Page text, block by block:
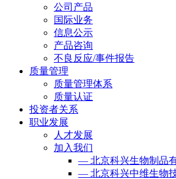
公司产品
国际业务
信息公示
产品咨询
不良反应/事件报告
质量管理
质量管理体系
质量认证
投资者关系
职业发展
人才发展
加入我们
— 北京科兴生物制品
— 北京科兴中维生物